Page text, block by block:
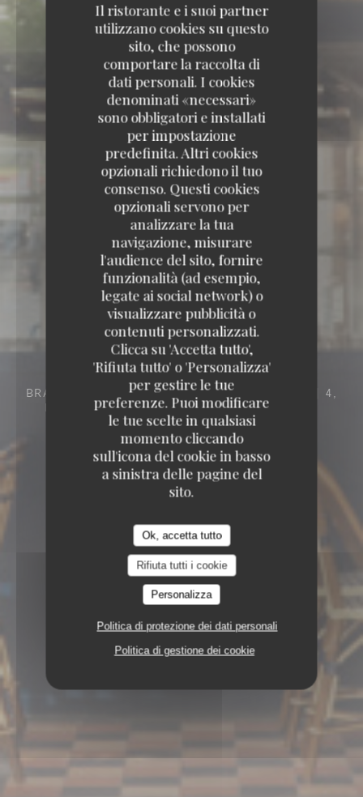
Il ristorante e i suoi partner
utilizzano cookies su questo
sito, che possono
comportare la raccolta di
dati personali. I cookies
denominati «necessari»
sono obbligatori e installati
per impostazione
predefinita. Altri cookies
opzionali richiedono il tuo
consenso. Questi cookies
opzionali servono per
analizzare la tua
navigazione, misurare
l'audience del sito, fornire
funzionalità (ad esempio,
legate ai social network) o
visualizzare pubblicità o
contenuti personalizzati.
Clicca su 'Accetta tutto',
'Rifiuta tutto' o 'Personalizza'
per gestire le tue
preferenze. Puoi modificare
le tue scelte in qualsiasi
momento cliccando
sull'icona del cookie in basso
a sinistra delle pagine del
sito.
Ok, accetta tutto
Rifiuta tutti i cookie
Personalizza
Politica di protezione dei dati personali
Politica di gestione dei cookie
BRASSERIE – FRUITS DE MER A EMPORTER
4,
BOULEVARD DES CAPUCINES 75009 PARIS